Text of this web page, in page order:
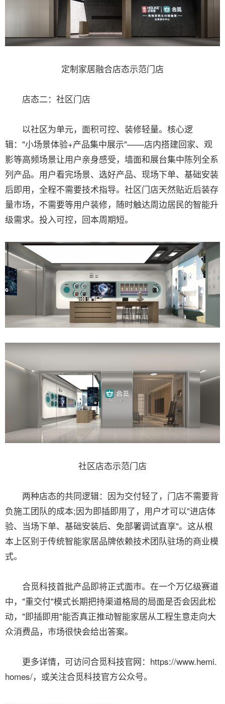
定制家居融合店态示范门店
店态二：社区门店
以社区为单元，面积可控、装修轻量。核心逻
辑："小场景体验+产品集中展示"——店内搭建回家、观
影等高频场景让用户亲身感受，墙面和展台集中陈列全系
列产品。用户看完场景、选好产品、现场下单、基础安装
后即用，全程不需要技术指导。社区门店天然贴近后装存
量市场，不需要等用户装修，随时触达周边居民的智能升
级需求。投入可控，回本周期短。
社区店态示范门店
两种店态的共同逻辑：因为交付轻了，门店不需要背
负施工团队的成本;因为即插即用了，用户才可以"进店体
验、当场下单、基础安装后、免部署调试直享"。这从根
本上区别于传统智能家居品牌依赖技术团队驻场的商业模
式。
合觅科技首批产品即将正式面市。在一个万亿级赛道
中，"重交付"模式长期把持渠道格局的局面是否会因此松
动，"即插即用"能否真正推动智能家居从工程生意走向大
众消费品，市场很快会给出答案。
更多详情，可访问合觅科技官网：https://www.hemi.
homes/，或关注合觅科技官方公众号。